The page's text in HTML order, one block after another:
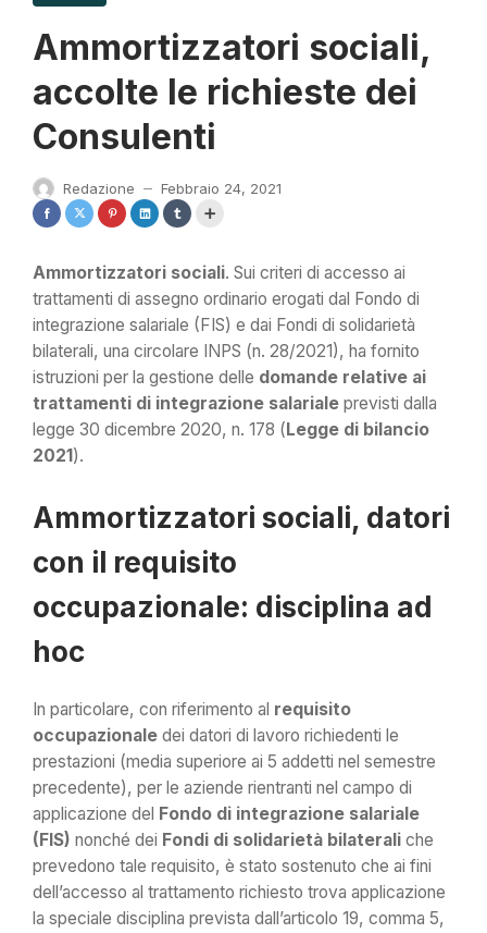
Ammortizzatori sociali,
accolte le richieste dei
Consulenti
Redazione — Febbraio 24, 2021
Ammortizzatori sociali. Sui criteri di accesso ai
trattamenti di assegno ordinario erogati dal Fondo di
integrazione salariale (FIS) e dai Fondi di solidarietà
bilaterali, una circolare INPS (n. 28/2021), ha fornito
istruzioni per la gestione delle domande relative ai
trattamenti di integrazione salariale previsti dalla
legge 30 dicembre 2020, n. 178 (Legge di bilancio
2021).
Ammortizzatori sociali, datori
con il requisito
occupazionale: disciplina ad
hoc
In particolare, con riferimento al requisito
occupazionale dei datori di lavoro richiedenti le
prestazioni (media superiore ai 5 addetti nel semestre
precedente), per le aziende rientranti nel campo di
applicazione del Fondo di integrazione salariale
(FIS) nonché dei Fondi di solidarietà bilaterali che
prevedono tale requisito, è stato sostenuto che ai fini
dell’accesso al trattamento richiesto trova applicazione
la speciale disciplina prevista dall’articolo 19, comma 5,